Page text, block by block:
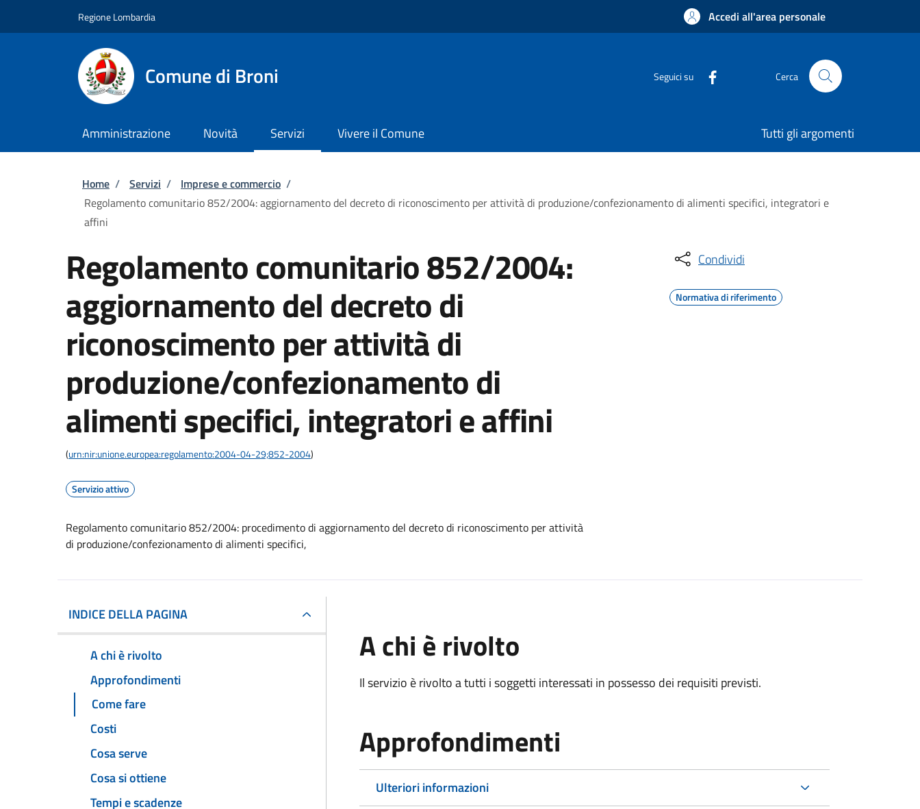
Regione Lombardia Accedi all'area personale
Comune di Broni Seguici su Cerca
Amministrazione Novità Servizi Vivere il Comune Tutti gli argomenti
Briciole di pane
Home / Servizi / Imprese e commercio /
Regolamento comunitario 852/2004: aggiornamento del decreto di riconoscimento per attività di produzione/confezionamento di alimenti specifici, integratori e
affini
Regolamento comunitario 852/2004:
aggiornamento del decreto di
riconoscimento per attività di
produzione/confezionamento di
alimenti specifici, integratori e affini
(urn:nir:unione.europea:regolamento:2004-04-29;852-2004)
Servizio attivo
Regolamento comunitario 852/2004: procedimento di aggiornamento del decreto di riconoscimento per attività
di produzione/confezionamento di alimenti specifici,
Condividi
Normativa di riferimento
INDICE DELLA PAGINA
A chi è rivolto
Approfondimenti
Come fare
Costi
Cosa serve
Cosa si ottiene
Tempi e scadenze
A chi è rivolto
Il servizio è rivolto a tutti i soggetti interessati in possesso dei requisiti previsti.
Approfondimenti
Ulteriori informazioni